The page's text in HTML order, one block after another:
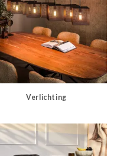
Verlichting